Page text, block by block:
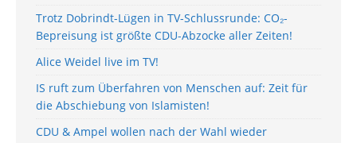
Trotz Dobrindt-Lügen in TV-Schlussrunde: CO₂-
Bepreisung ist größte CDU-Abzocke aller Zeiten!
Alice Weidel live im TV!
IS ruft zum Überfahren von Menschen auf: Zeit für
die Abschiebung von Islamisten!
CDU & Ampel wollen nach der Wahl wieder